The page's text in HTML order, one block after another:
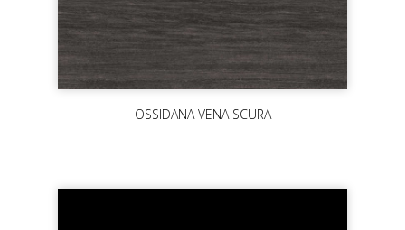
OSSIDANA VENA SCURA